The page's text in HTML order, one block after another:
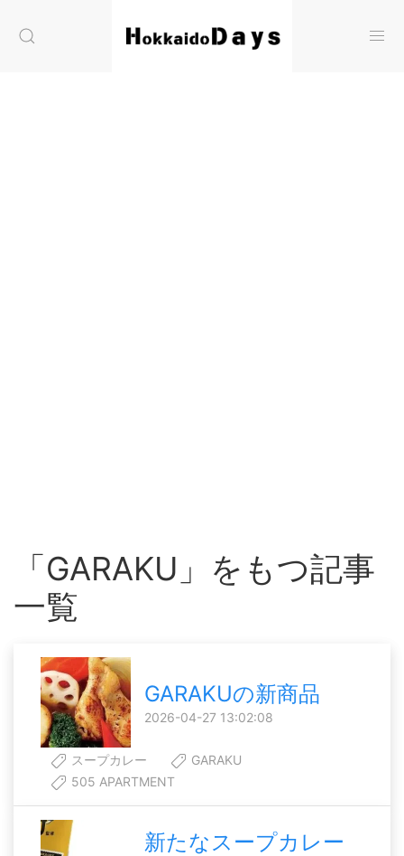
「GARAKU」をもつ記事
一覧
GARAKUの新商品
2026-04-27 13:02:08
スープカレー
GARAKU
505 APARTMENT
新たなスープカレー